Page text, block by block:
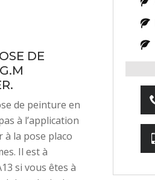
DE
de peinture en
à l’application
à la pose placo
Il est à
si vous êtes à